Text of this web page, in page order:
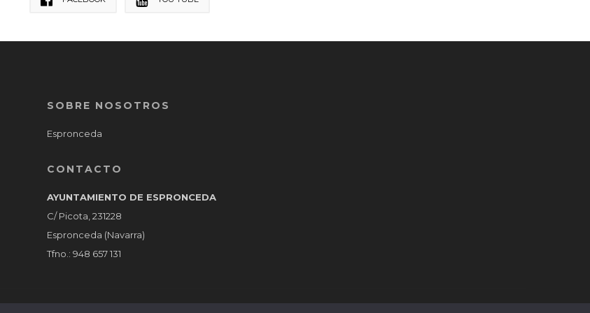
SOBRE NOSOTROS
Espronceda
CONTACTO
AYUNTAMIENTO DE ESPRONCEDA
C/ Picota, 231228
Espronceda (Navarra)
Tfno.: 948 657 131